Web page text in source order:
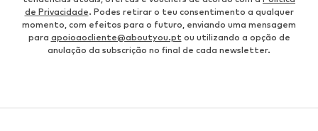
de Privacidade. Podes retirar o teu consentimento a qualquer
momento, com efeitos para o futuro, enviando uma mensagem
para apoioaocliente@aboutyou.ptou utilizando a opção de
anulação da subscrição no final de cada newsletter.